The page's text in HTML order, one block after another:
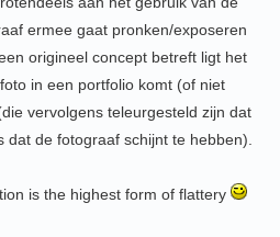
ermee gaat pronken/exposeren
origineel concept betreft ligt het
in een portfolio komt (of niet
vervolgens teleurgesteld zijn dat
de fotograaf schijnt te hebben).
is the highest form of flattery